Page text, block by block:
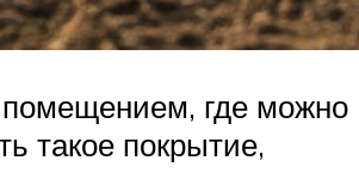
где можно
такое покрытие,